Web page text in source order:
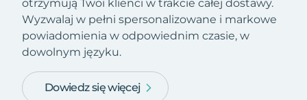
otrzymują Twoi klienci w trakcie całej dostawy.
Wyzwalaj w pełni spersonalizowane i markowe
powiadomienia w odpowiednim czasie, w
dowolnym języku.
Dowiedz się więcej